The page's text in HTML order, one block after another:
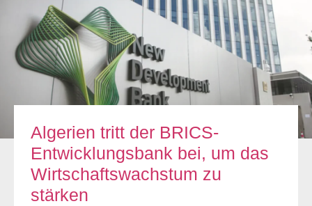
Algerien tritt der BRICS-
Entwicklungsbank bei, um das
Wirtschaftswachstum zu
stärken